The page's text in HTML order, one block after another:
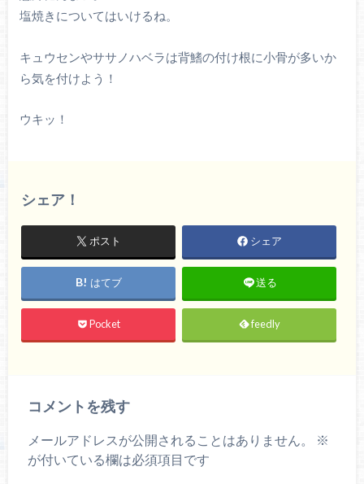
塩焼きについてはいけるね。
キュウセンやササノハベラは背鰭の付け根に小骨が多いか
ら気を付けよう！
ウキッ！
シェア！
ポスト シェア
はてブ 送る
Pocket feedly
コメントを残す
メールアドレスが公開されることはありません。
※
が付いている欄は必須項目です